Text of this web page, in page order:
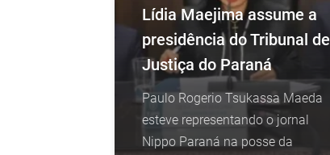
Lídia Maejima assume a
presidência do Tribunal de
Justiça do Paraná
Paulo Rogerio Tsukassa Maeda
esteve representando o jornal
Nippo Paraná na posse da